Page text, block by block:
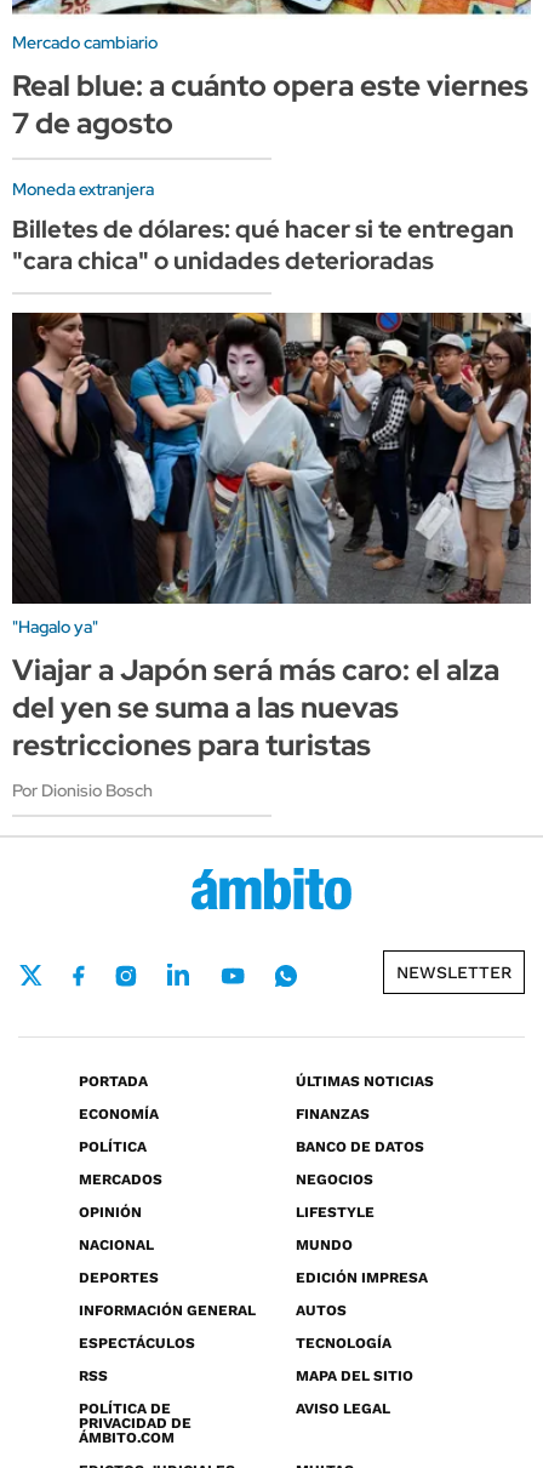
Mercado cambiario
Real blue: a cuánto opera este viernes
7 de agosto
Moneda extranjera
Billetes de dólares: qué hacer si te entregan
"cara chica" o unidades deterioradas
"Hagalo ya"
Viajar a Japón será más caro: el alza
del yen se suma a las nuevas
restricciones para turistas
Por Dionisio Bosch
NEWSLETTER
PORTADA
ÚLTIMAS NOTICIAS
ECONOMÍA
FINANZAS
POLÍTICA
BANCO DE DATOS
MERCADOS
NEGOCIOS
OPINIÓN
LIFESTYLE
NACIONAL
MUNDO
DEPORTES
EDICIÓN IMPRESA
INFORMACIÓN GENERAL
AUTOS
ESPECTÁCULOS
TECNOLOGÍA
RSS
MAPA DEL SITIO
POLÍTICA DE
PRIVACIDAD DE
ÁMBITO.COM
AVISO LEGAL